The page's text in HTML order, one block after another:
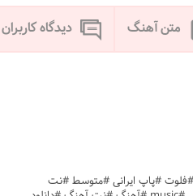
متن آهنگ دیدگاه کاربران
#پاپ ایرانی #متوسط #نت